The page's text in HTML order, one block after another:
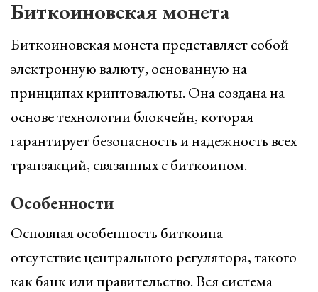
Биткоиновская монета
Биткоиновская монета представляет собой
электронную валюту, основанную на
принципах криптовалюты. Она создана на
основе технологии блокчейн, которая
гарантирует безопасность и надежность всех
транзакций, связанных с биткоином.
Особенности
Основная особенность биткоина —
отсутствие центрального регулятора, такого
как банк или правительство. Вся система